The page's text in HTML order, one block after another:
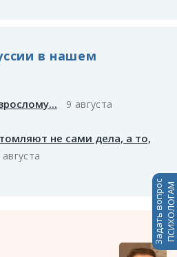
в нашем
9 августа
не сами дела, а то,
августа
Задать вопросПСИХОЛОГАМ